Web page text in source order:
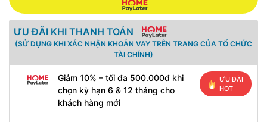
ƯU ĐÃI KHI THANH TOÁN
(SỬ DỤNG KHI XÁC NHẬN KHOẢN VAY TRÊN TRANG CỦA TỔ CHỨC
TÀI CHÍNH)
Giảm 10% – tối đa 500.000đ khi
chọn kỳ hạn 6 & 12 tháng cho
khách hàng mới
ƯU ĐÃI
HOT